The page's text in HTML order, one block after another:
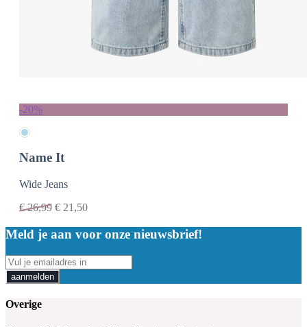
-20%
Name It
Wide Jeans
€26,99 € 21,50
Meld je aan voor onze nieuwsbrief!
aanmelden
Overige